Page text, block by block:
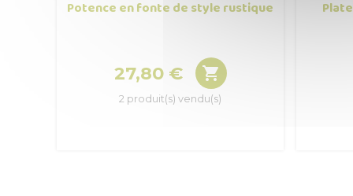
Potence en fonte de style rustique
Prix
27,80 € 
2 produit(s) vendu(s)